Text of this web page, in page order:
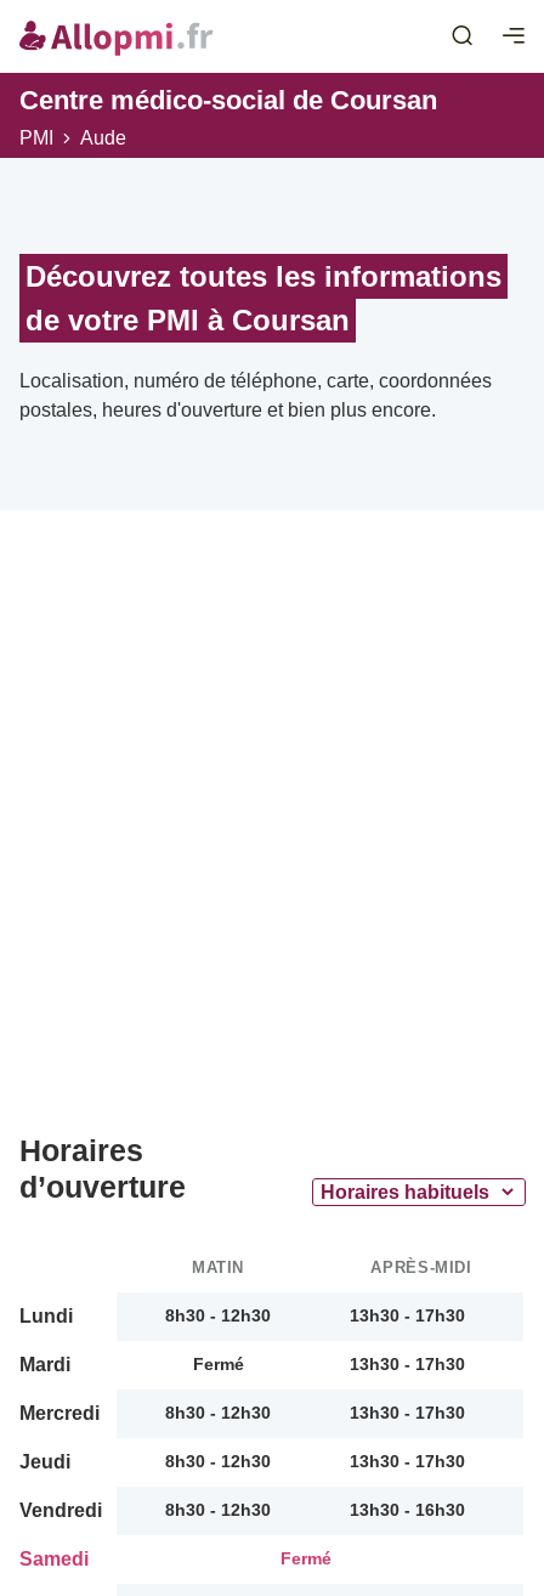
Centre médico-social de Coursan
PMI Aude
Découvrez toutes les informations
de votre PMI à Coursan
Localisation, numéro de téléphone, carte, coordonnées
postales, heures d'ouverture et bien plus encore.
Horaires
d’ouverture
MATIN APRÈS-MIDI
Lundi 8h30 - 12h30 13h30 - 17h30
Mardi Fermé 13h30 - 17h30
Mercredi 8h30 - 12h30 13h30 - 17h30
Jeudi 8h30 - 12h30 13h30 - 17h30
Vendredi 8h30 - 12h30 13h30 - 16h30
Samedi Fermé